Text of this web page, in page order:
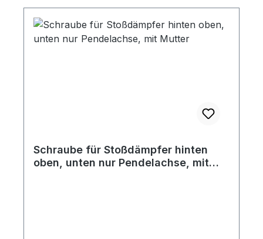
Schraube für Stoßdämpfer hinten
oben, unten nur Pendelachse, mit